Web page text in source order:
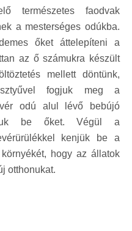
természetes faodvak
a mesterséges odúkba.
őket áttelepíteni a
az ő számukra készült
mellett döntünk,
fogjuk meg a
odú alul lévő bebújó
be őket. Végül a
kenjük be a
hogy az állatok
otthonukat.